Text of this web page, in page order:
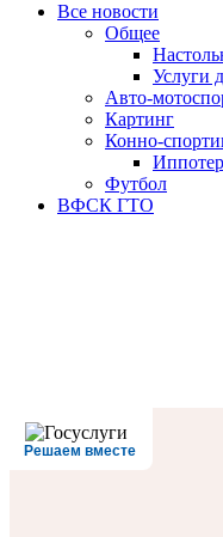
Все новости
Oбщее
Услуги
Авто-
Картинг
Конно-
Футбол
ВФСК ГТО
Решаем вместе